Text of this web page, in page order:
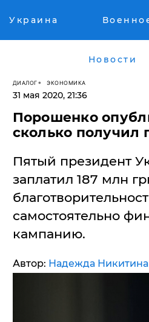
Украина
Новости
ДИАЛОГ ЭКОНОМИКА
31 мая 2020, 21:36
Порошенко
сколько получил
Пятый президент
заплатил 187 млн
самостоятельно
кампанию.
Автор: Надежда Никитина